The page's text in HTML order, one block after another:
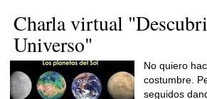
Charla virtual
Universo"
No quiero
costumbre.
seguidos